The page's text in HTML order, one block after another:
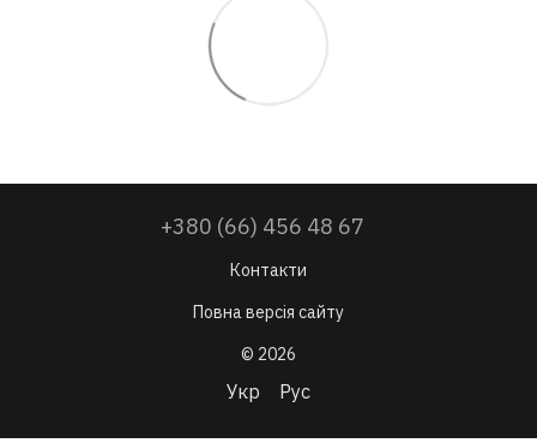
+380 (66) 456 48 67
Контакти
Повна версія сайту
© 2026
Укр Рус